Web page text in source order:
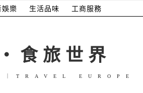
娛樂 生活品味 工商服務
食旅世界
吃｜TRAVEL EUROPE